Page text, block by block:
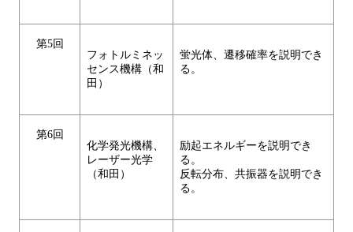
第5回
フォトルミネッ
センス機構（和
田）
蛍光体、遷移確率を説明でき
る。
第6回
化学発光機構、
レーザー光学
（和田）
励起エネルギーを説明でき
る。
反転分布、共振器を説明でき
る。